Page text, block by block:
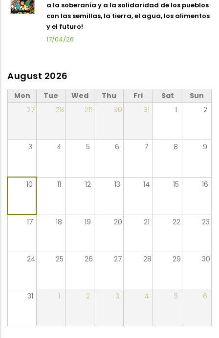
a la soberanía y a la solidaridad de los pueblos
con las semillas, la tierra, el agua, los alimentos
y el futuro!
17/04/26
August 2026
Mon Tue Wed Thu Fri Sat
Sun
27
28 29 30 31 1 2
3 4 5 6 7 8 9
10 11 12 13 14 15 16
17 18 19 20 21 22 23
24 25 26 27 28 29 30
31 1 2 3 4 5 6